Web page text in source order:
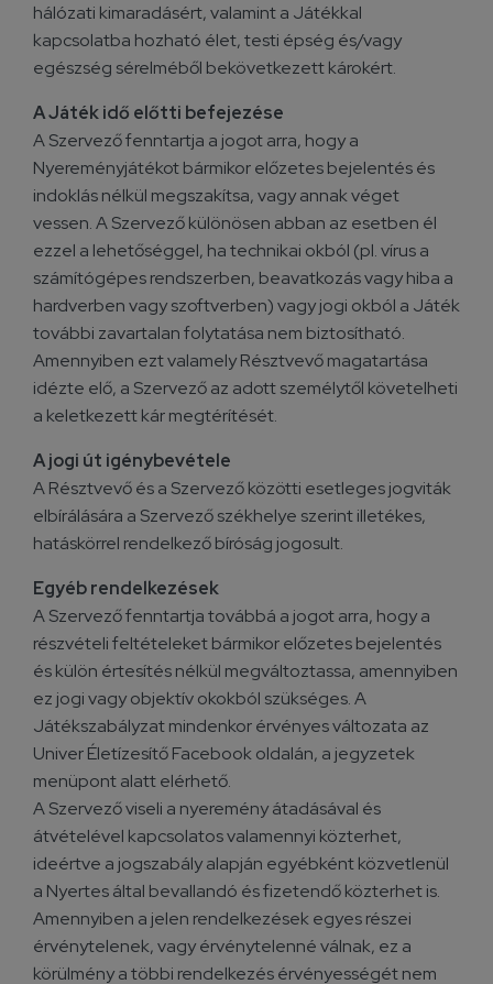
hálózati kimaradásért, valamint a Játékkal
kapcsolatba hozható élet, testi épség és/vagy
egészség sérelméből bekövetkezett károkért.
A Játék idő előtti befejezése
A Szervező fenntartja a jogot arra, hogy a
Nyereményjátékot bármikor előzetes bejelentés és
indoklás nélkül megszakítsa, vagy annak véget
vessen. A Szervező különösen abban az esetben él
ezzel a lehetőséggel, ha technikai okból (pl. vírus a
számítógépes rendszerben, beavatkozás vagy hiba a
hardverben vagy szoftverben) vagy jogi okból a Játék
további zavartalan folytatása nem biztosítható.
Amennyiben ezt valamely Résztvevő magatartása
idézte elő, a Szervező az adott személytől követelheti
a keletkezett kár megtérítését.
A jogi út igénybevétele
A Résztvevő és a Szervező közötti esetleges jogviták
elbírálására a Szervező székhelye szerint illetékes,
hatáskörrel rendelkező bíróság jogosult.
Egyéb rendelkezések
A Szervező fenntartja továbbá a jogot arra, hogy a
részvételi feltételeket bármikor előzetes bejelentés
és külön értesítés nélkül megváltoztassa, amennyiben
ez jogi vagy objektív okokból szükséges. A
Játékszabályzat mindenkor érvényes változata az
Univer Életízesítő Facebook oldalán, a jegyzetek
menüpont alatt elérhető.
A Szervező viseli a nyeremény átadásával és
átvételével kapcsolatos valamennyi közterhet,
ideértve a jogszabály alapján egyébként közvetlenül
a Nyertes által bevallandó és fizetendő közterhet is.
Amennyiben a jelen rendelkezések egyes részei
érvénytelenek, vagy érvénytelenné válnak, ez a
körülmény a többi rendelkezés érvényességét nem